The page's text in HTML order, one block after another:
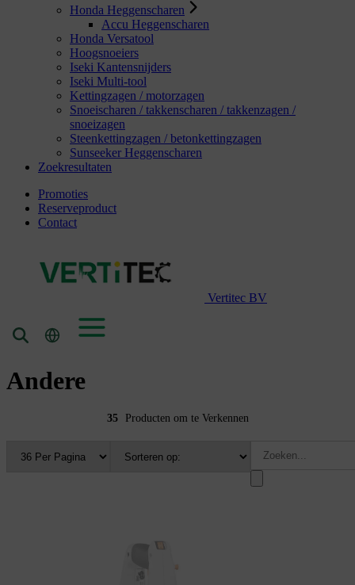
Honda Heggenscharen
Accu Heggenscharen
Honda Versatool
Hoogsnoeiers
Iseki Kantensnijders
Iseki Multi-tool
Kettingzagen / motorzagen
Snoeischaren / takkenscharen / takkenzagen /
snoeizagen
Steenkettingzagen / betonkettingzagen
Sunseeker Heggenscharen
Zoekresultaten
Promoties
Reserveproduct
Contact
Vertitec BV
Andere
35 Producten om te Verkennen